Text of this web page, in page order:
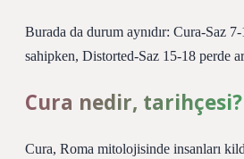
Burada da durum aynıdır: Cura-Saz 7-
sahipken, Distorted-Saz 15-18 perde
Cura nedir, tarihçesi?
Cura, Roma mitolojisinde insanları